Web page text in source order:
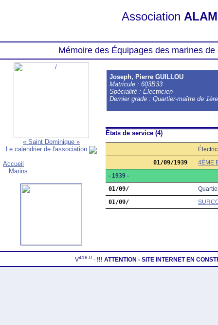
Association
Mémoire des Équipages des marines
« Saint Dominique »
Le calendrier de l'association
Accueil
Marins
Joseph, Pierre GUILLOU
Matricule : 603B33
Spécialité : Électricien
Dernier grade : Quartier-maître de
États de service (4)
01/09/1939
4ÈME
- 1939 -
01/09/
01/09/
V418.0 - !!! ATTENTION - SITE INTERNET EN